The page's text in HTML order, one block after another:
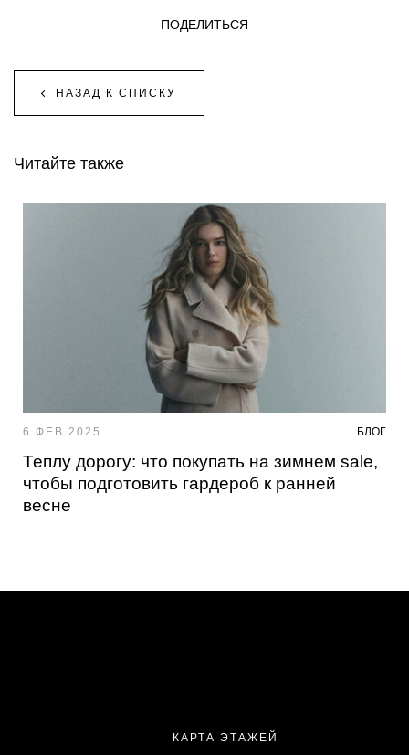
НАЗАД К СПИСКУ
ПОДЕЛИТЬСЯ
Читайте также
6 ФЕВ 2025 БЛОГ
Теплу дорогу: что покупать на зимнем sale,
чтобы подготовить гардероб к ранней
весне
КАРТА ЭТАЖЕЙ